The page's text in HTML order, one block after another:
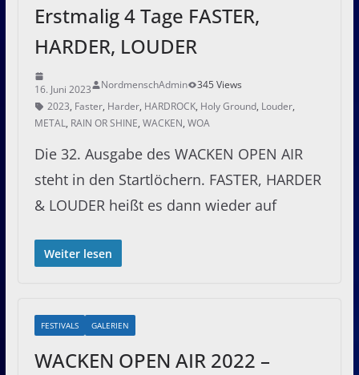
Erstmalig 4 Tage FASTER,
HARDER, LOUDER
16. Juni 2023 NordmenschAdmin
345 Views
2023, Faster, Harder, HARDROCK, Holy Ground, Louder,
METAL, RAIN OR SHINE, WACKEN, WOA
Die 32. Ausgabe des WACKEN OPEN AIR
steht in den Startlöchern. FASTER, HARDER
& LOUDER heißt es dann wieder auf
Weiter lesen
FESTIVALS GALERIEN
WACKEN OPEN AIR 2022 –